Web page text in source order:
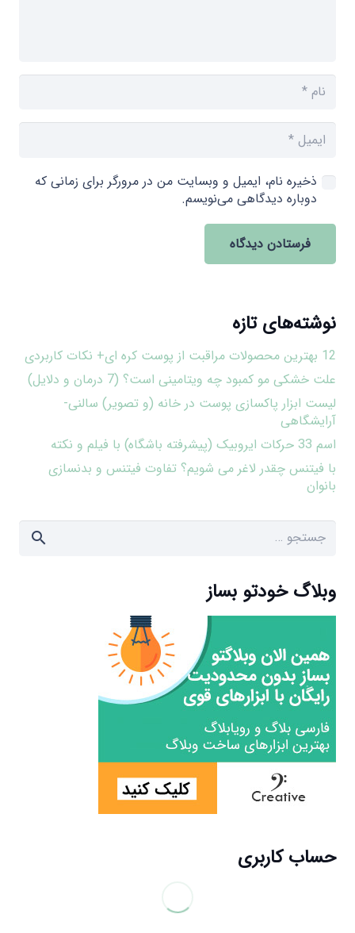
ذخیره نام، ایمیل و وبسایت من در مرورگر برای زمانی که
دوباره دیدگاهی می‌نویسم.
فرستادن دیدگاه
نوشته‌های تازه
12 بهترین محصولات مراقبت از پوست کره ای+ نکات کاربردی
علت خشکی مو کمبود چه ویتامینی است؟ (7 درمان و دلایل)
لیست ابزار پاکسازی پوست در خانه (و تصویر) سالنی-
آرایشگاهی
اسم 33 حرکات ایروبیک (پیشرفته باشگاه) با فیلم و نکته
با فیتنس چقدر لاغر می شویم؟ تفاوت فیتنس و بدنسازی
بانوان
جستجو
وبلاگ خودتو بساز
حساب کاربری